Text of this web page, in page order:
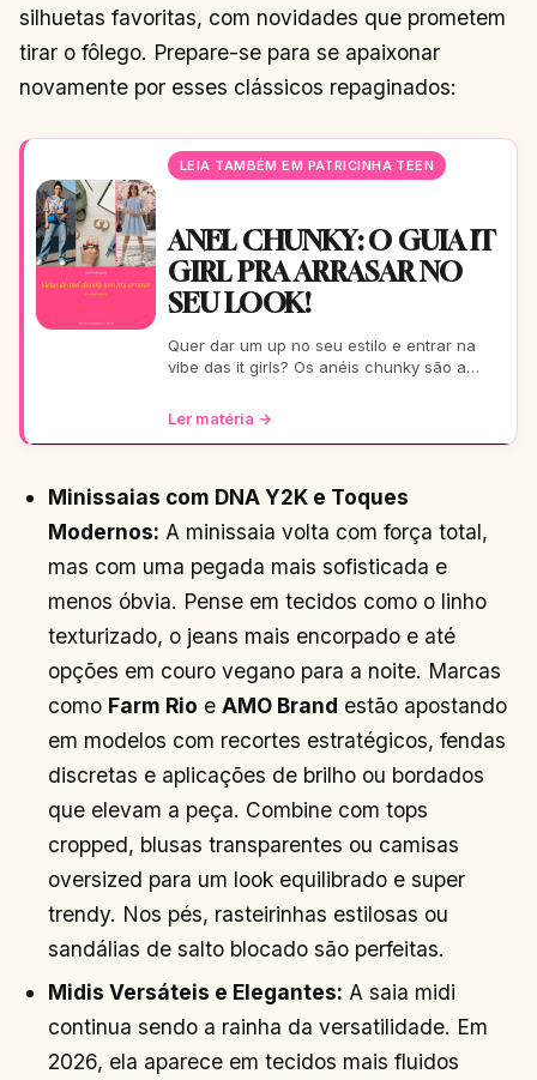
silhuetas favoritas, com novidades que prometem
tirar o fôlego. Prepare-se para se apaixonar
novamente por esses clássicos repaginados:
LEIA TAMBÉM EM PATRICINHA TEEN
ANEL CHUNKY: O GUIA IT
GIRL PRA ARRASAR NO
SEU LOOK!
Quer dar um up no seu estilo e entrar na
vibe das it girls? Os anéis chunky são a
as melhores ideia
Ler matéria →
Minissaias com DNA Y2K e Toques
Modernos: A minissaia volta com força total,
mas com uma pegada mais sofisticada e
menos óbvia. Pense em tecidos como o linho
texturizado, o jeans mais encorpado e até
opções em couro vegano para a noite. Marcas
como Farm Rio eAMO Brand estão apostando
em modelos com recortes estratégicos, fendas
discretas e aplicações de brilho ou bordados
que elevam a peça. Combine com tops
cropped, blusas transparentes ou camisas
oversized para um look equilibrado e super
trendy. Nos pés, rasteirinhas estilosas ou
sandálias de salto blocado são perfeitas.
Midis Versáteis e Elegantes: A saia midi
continua sendo a rainha da versatilidade. Em
2026, ela aparece em tecidos mais fluidos